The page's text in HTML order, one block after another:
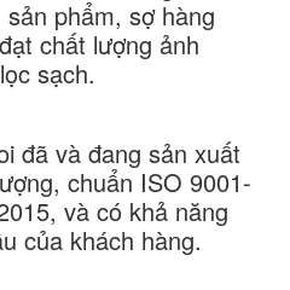
phẩm, sợ hàng
chất lượng ảnh
sạch.
đã và đang sản xuất
chuẩn ISO 9001-
và có khả năng
của khách hàng.